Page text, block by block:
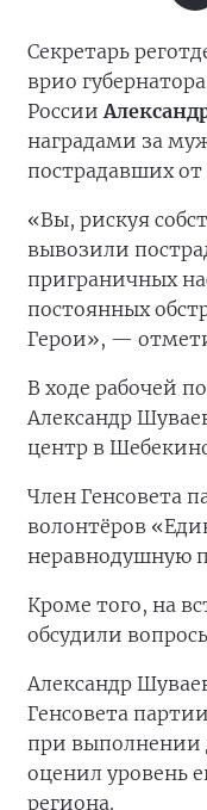
Секретарь
врио
России
наградами за
пострадавших от
«Вы, рискуя
вывозили
приграничных
постоянных
Герои», —
В ходе рабочей
Александр
центр в
Член Генсовета
волонтёров
неравнодушную
Кроме того, на
обсудили
Александр
Генсовета
при выполнении
оценил уровень
региона.